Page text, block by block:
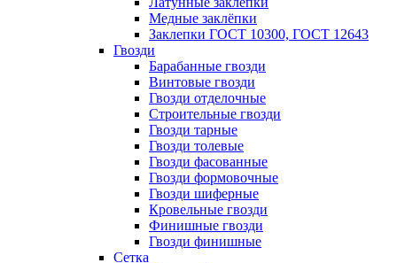
Медные заклёпки
Заклепки ГОСТ 10300, ГОСТ 12643
Гвозди
Барабанные гвозди
Винтовые гвозди
Гвозди отделочные
Строительные гвозди
Гвозди тарные
Гвозди толевые
Гвозди фасованные
Гвозди формовочные
Гвозди шиферные
Кровельные гвозди
Финишные гвозди
Гвозди финишные
Сетка